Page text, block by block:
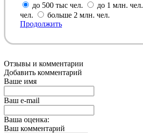
до 500 тыс чел.
до 1 млн. чел.
чел.
больше 2 млн. чел.
Продолжить
Отзывы и комментарии
Добавить комментарий
Ваше имя
Ваш e-mail
Ваша оценка:
Ваш комментарий